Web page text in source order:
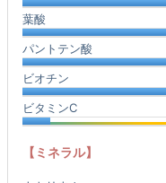
葉酸
パントテン酸
ビオチン
ビタミンC
【ミネラル】